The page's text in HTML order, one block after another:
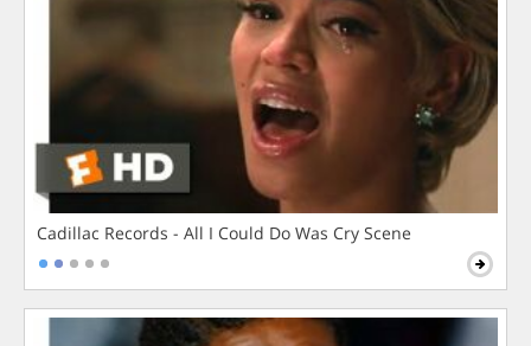
Cadillac Records - All I Could Do Was Cry Scene